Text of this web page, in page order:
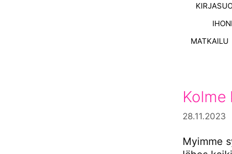
MATKAILU
Kolme
28.11.2023
Myimme